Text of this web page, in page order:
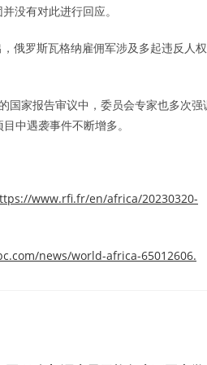
没有对此进行回应。
俄罗斯瓦格纳雇佣军涉及多起违反人权
国家报告审议中，委员会专家也多次强
中遇袭事件不断增多。
www.rfi.fr/en/africa/20230320-
news/world-africa-65012606.